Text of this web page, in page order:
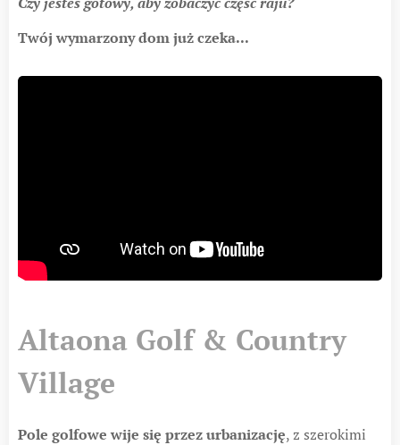
Twój wymarzony dom już czeka...
Altaona Golf & Country
Village
Pole golfowe wije się przez urbanizację, z szerokimi